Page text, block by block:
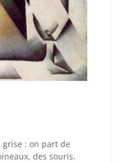
: on part de
des souris.